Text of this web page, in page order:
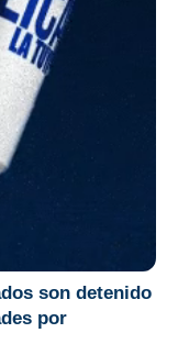
son detenido
por